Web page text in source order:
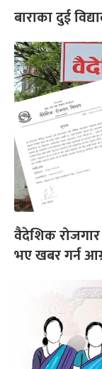
बाराका दुई
वैदेशिक
भए खबर गर्न